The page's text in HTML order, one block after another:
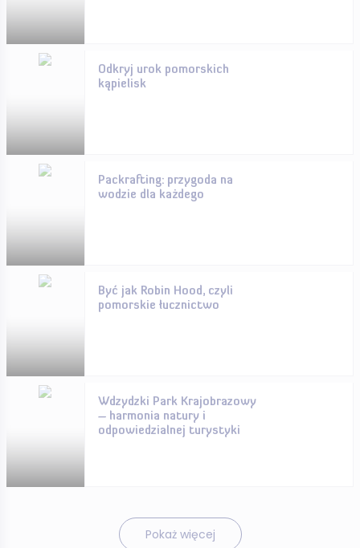
Odkryj urok pomorskich
kąpielisk
Packrafting: przygoda na
wodzie dla każdego
Być jak Robin Hood, czyli
pomorskie łucznictwo
Wdzydzki Park Krajobrazowy
– harmonia natury i
odpowiedzialnej turystyki
Pokaż więcej